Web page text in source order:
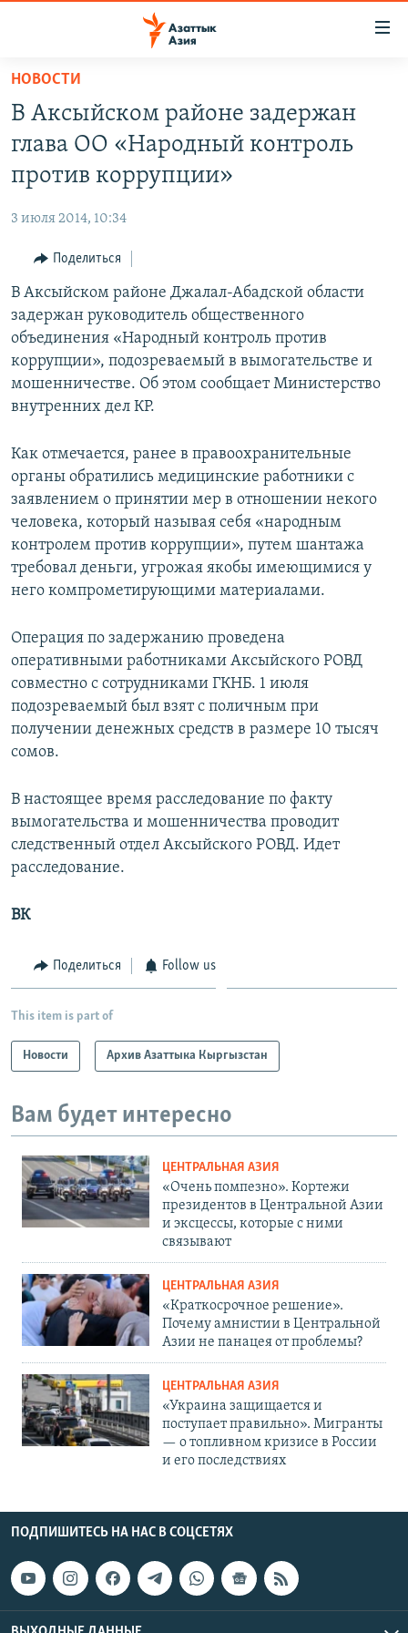
Вернуться
основному
содержанию
главной
Вернутся
поиску
ТАДЖИКИСТАН
КЫРГЫЗЧА
ЎЗБЕКЧА
ТОҶИКӢ
TÜRKMENÇE
Все сайты РСЕ/РС
НОВОСТИ
В Аксыйском районе задержан
глава ОО «Народный контроль
против коррупции»
3 июля 2014, 10:34
Поделиться
В Аксыйском районе Джалал-Абадской области
задержан руководитель общественного
объединения «Народный контроль против
коррупции», подозреваемый в вымогательстве и
мошенничестве. Об этом сообщает Министерство
внутренних дел КР.
Как отмечается, ранее в правоохранительные
органы обратились медицинские работники с
заявлением о принятии мер в отношении некого
человека, который называя себя «народным
контролем против коррупции», путем шантажа
требовал деньги, угрожая якобы имеющимися у
него компрометирующими материалами.
Операция по задержанию проведена
оперативными работниками Аксыйского РОВД
совместно с сотрудниками ГКНБ. 1 июля
подозреваемый был взят с поличным при
получении денежных средств в размере 10 тысяч
сомов.
В настоящее время расследование по факту
вымогательства и мошенничества проводит
следственный отдел Аксыйского РОВД. Идет
расследование.
ВК
Поделиться Follow us
This item is part of
Новости Архив Азаттыка Кыргызстан
Вам будет интересно
ЦЕНТРАЛЬНАЯ АЗИЯ
«Очень помпезно». Кортежи
президентов в Центральной Азии
и эксцессы, которые с ними
связывают
ЦЕНТРАЛЬНАЯ АЗИЯ
«Краткосрочное решение».
Почему амнистии в Центральной
Азии не панацея от проблемы?
ЦЕНТРАЛЬНАЯ АЗИЯ
«Украина защищается и
поступает правильно». Мигранты
— о топливном кризисе в России
и его последствиях
ПОДПИШИТЕСЬ НА НАС В СОЦСЕТЯХ